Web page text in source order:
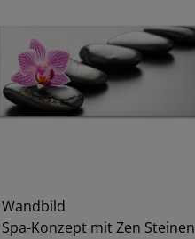
Wandbild
Spa-Konzept mit Zen Steinen und Orchidee